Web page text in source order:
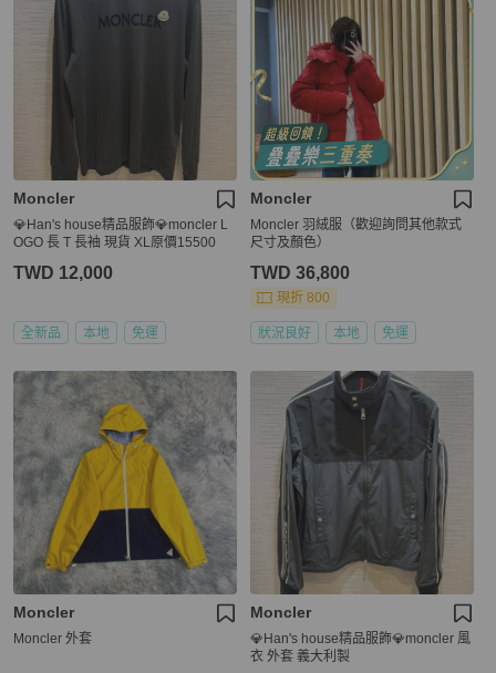
Moncler
💎Han's house精品服飾💎moncler L
OGO 長 T 長袖 現貨 XL原價15500
TWD 12,000
全新品 本地 免運
Moncler
Moncler 羽絨服（歡迎詢問其他款式
尺寸及顏色）
TWD 36,800
現折 800
狀況良好 本地 免運
Moncler
Moncler 外套
Moncler
💎Han's house精品服飾💎moncler 風
衣 外套 義大利製